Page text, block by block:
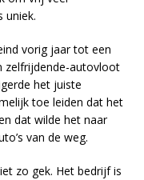
uniek.
vorig jaar tot een
zelfrijdende-autovloot
het juiste
toe leiden dat het
dat wilde het naar
van de weg.
zo gek. Het bedrijf is